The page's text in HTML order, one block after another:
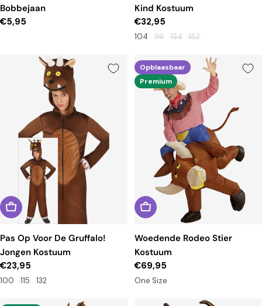
Bobbejaan
Reguliere
€5,95
Kind Kostuum
Reguliere
prijs
€32,95
104 116 134 152
Pas Op Voor De Gruffalo!
Jongen Kostuum
Reguliere
prijs
€23,95
100 115 132
Opblaasbaar
Premium
Woedende Rodeo Stier
Kostuum
Reguliere
prijs
€69,95
One Size